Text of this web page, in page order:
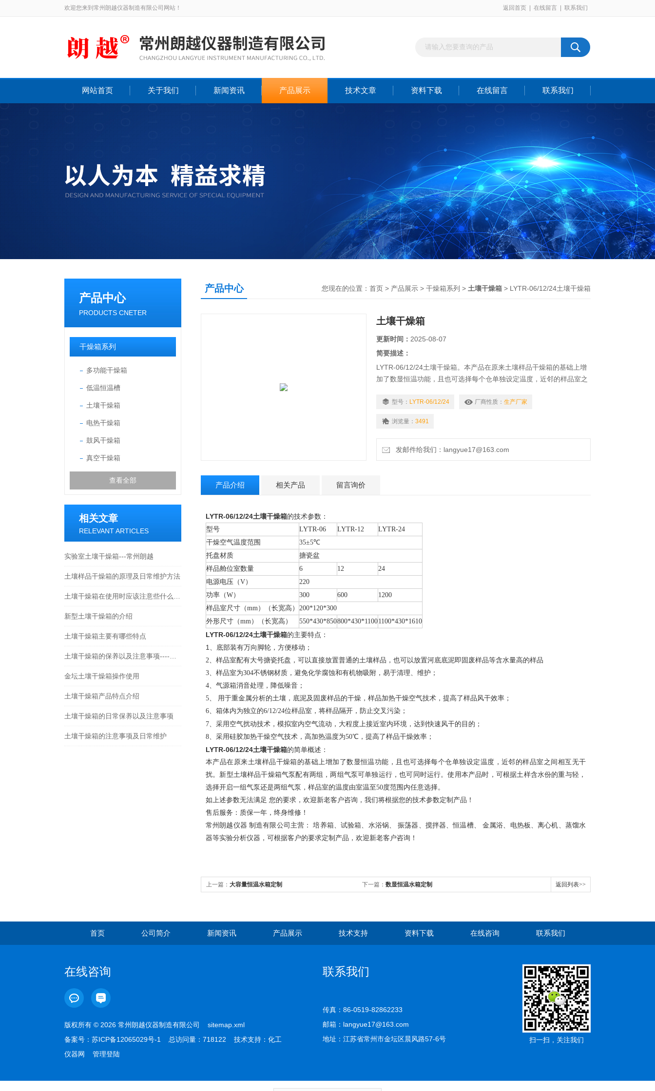
欢迎您来到常州朗越仪器制造有限公司网站！ 返回首页 在线留言 联系我们
网站首页 关于我们 新闻资讯 产品展示 技术文章 资料下载 在线留言 联系我们
产品中心
PRODUCTS CNETER
干燥箱系列
多功能干燥箱
低温恒温槽
土壤干燥箱
电热干燥箱
鼓风干燥箱
真空干燥箱
查看全部
相关文章
RELEVANT ARTICLES
实验室土壤干燥箱---常州朗越
土壤样品干燥箱的原理及日常维护方法
新型土壤干燥箱的介绍
土壤干燥箱主要有哪些特点
金坛土壤干燥箱操作使用
土壤干燥箱产品特点介绍
土壤干燥箱的日常保养以及注意事项
土壤干燥箱的注意事项及日常维护
产品中心 您现在的位置： 首页 > 产品展示 > 干燥箱系列 > 土壤干燥箱 > LYTR-06/12/24土壤干燥箱
土壤干燥箱
更新时间： 2025-08-07
简要描述：
LYTR-06/12/24土壤干燥箱。本产品在原来土壤样品干燥箱的基础上增
加了数显恒温功能，且也可选择每个仓单独设定温度，近邻的样品室之
行，也可同时运行。使用本产品时，可根据土样含水份的重与轻，选择
择。
型号： LYTR-06/12/24 厂商性质： 生产厂家
浏览量： 3491
发邮件给我们：langyue17@163.com
产品介绍 相关产品 留言询价
LYTR-06/12/24土壤干燥箱的技术参数：
型号 LYTR-06 LYTR-12
LYTR-24
干燥空气温度范围
35±5℃
托盘材质
搪瓷盆
样品舱位室数量
6 12
24
电源电压（V）
220
功率（W）
300 600
1200
样品室尺寸（mm）（长宽高） 200*120*300
外形尺寸（mm）（长宽高）
550*430*850800*430*11001100*430*1610
LYTR-06/12/24土壤干燥箱的主要特点：
1、 底部装有万向脚轮，方便移动；
2、样品室配有大号搪瓷托盘，可以直接放置普通的土壤样品，也可以放置河底底泥即固废样品等含水量高的样品
3、样品室为304不锈钢材质，避免化学腐蚀和有机物吸附，易于清理、维护；
4、气源箱消音处理，降低噪音；
5、 用于重金属分析的土壤，底泥及固废样品的干燥，样品加热干燥空气技术，提高了样品风干效率；
6、箱体内为独立的6/12/24位样品室，将样品隔开，防止交叉污染；
7、采用空气扰动技术，模拟室内空气流动， 大程度上接近室内环境，达到快速风干的目的；
8、采用硅胶加热干燥空气技术，高加热温度为50℃，提高了样品干燥效率；
LYTR-06/12/24土壤干燥箱的简单概述：
本产品在原来土壤样品干燥箱的基础上增加了数显恒温功能，且也可选择每个仓单独设定温度，近邻的样品室之间相互无干
扰。新型土壤样品干燥箱气泵配有两组，两组气泵可单独运行，也可同时运行。使用本产品时，可根据土样含水份的重与轻，
选择开启一组气泵还是两组气泵，样品室的温度由室温至50度范围内任意选择。
如上述参数无法满足 您的要求，欢迎新老客户咨询，我们将根据您的技术参数定制产品！
售后服务：质保一年，终身维修！
常州朗越仪器 制造有限公司主营： 培养箱、试验箱、水浴锅、 振荡器、搅拌器、恒温槽、 金属浴、电热板、离心机、蒸馏水
器等实验分析仪器，可根据客户的要求定制产品，欢迎新老客户咨询！
上一篇： 大容量恒温水箱定制 下一篇： 数显恒温水箱定制 返回列表>>
首页 公司简介 新闻资讯 产品展示 技术支持 资料下载 在线咨询 联系我们
在线咨询
版权所有 © 2026 常州朗越仪器制造有限公司 sitemap.xml
备案号： 苏ICP备12065029号-1 总访问量：718122 技术支持： 化工
仪器网
管理登陆
联系我们
传真：86-0519-82862233
邮箱：langyue17@163.com
地址：江苏省常州市金坛区晨风路57-6号
扫一扫，关注我们